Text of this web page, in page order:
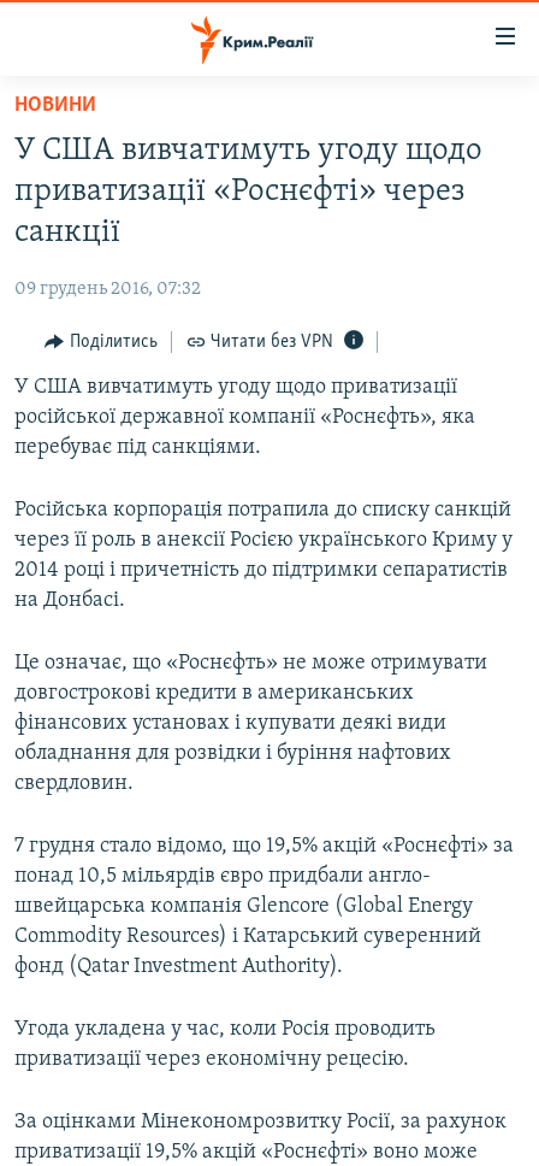
Перейти
основного
матеріалу
Перейти
до
основної
навігації
Перейти
пошуку
ВІДЕО ТА ФОТО
БЛОГИ
ПОГЛЯД
ІНТЕРВ'Ю
ВСЕ ЗА ДЕНЬ
ДЕПОРТАЦІЯ
ВІДЕОУРОКИ «ELIFBE»
СВІДЧЕННЯ ОКУПАЦІЇ
УКРАЇНСЬКА ПРОБЛЕМА КРИМУ
ІНФОГРАФІКА
ЯК ОБІЙТИ БЛОКУВАННЯ
Русский
ДОЛУЧАЙСЯ!
НОВИНИ
У США вивчатимуть угоду щодо
приватизації «Роснєфті» через
санкції
09 грудень 2016, 07:32
Поділитись Читати без VPN
У США вивчатимуть угоду щодо приватизації
російської державної компанії «Роснєфть», яка
перебуває під санкціями.
Російська корпорація потрапила до списку санкцій
через її роль в анексії Росією українського Криму у
2014 році і причетність до підтримки сепаратистів
на Донбасі.
Це означає, що «Роснєфть» не може отримувати
довгострокові кредити в американських
фінансових установах і купувати деякі види
обладнання для розвідки і буріння нафтових
свердловин.
7 грудня стало відомо, що 19,5% акцій «Роснєфті» за
понад 10,5 мільярдів євро придбали англо-
швейцарська компанія Glencorе (Global Energy
Commodity Resources) і Катарський суверенний
фонд (Qatar Investment Authority).
Угода укладена у час, коли Росія проводить
приватизації через економічну рецесію.
За оцінками Мінекономрозвитку Росії, за рахунок
приватизації 19,5% акцій «Роснєфті» воно може